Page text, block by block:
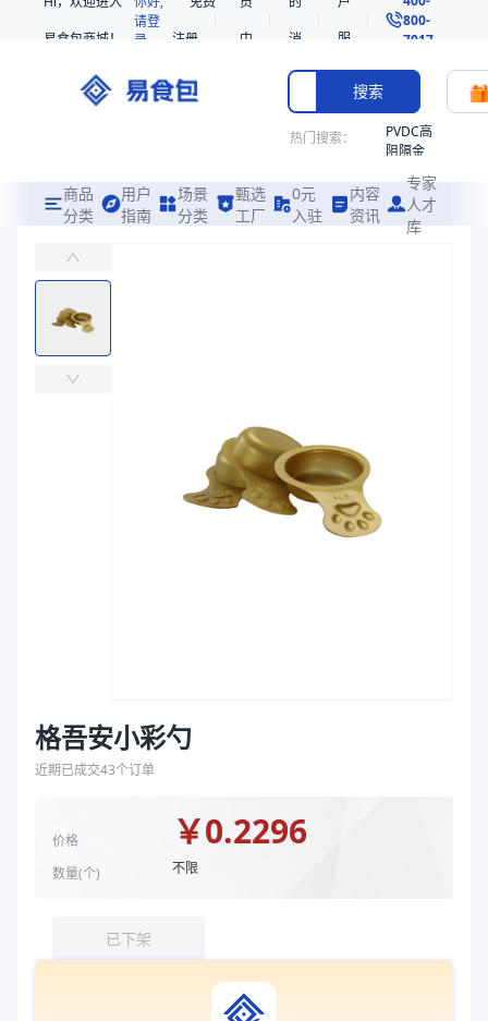
易食包商城！
请登
录
注册
中
消
息
服
务
800-
7017
搜索
热门搜索：
PVDC高
阻隔金
共挤热
收缩袋
商品
分类
用户
指南
场景
分类
甄选
工厂
0元
入驻
内容
资讯
专家
人才
库
易食包（EPAK）专注于格吾安小彩勺包装，提供详尽的规格参数、实
商品参数
商品分类
4.5g、4.5
格吾安小彩勺
近期已成交43个订单
价格
数量(个)
￥0.2296
不限
已下架